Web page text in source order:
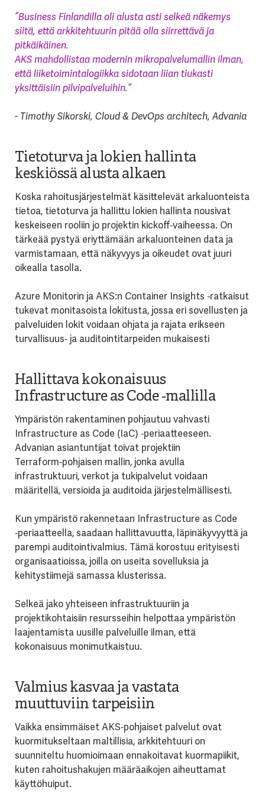
“Business Finlandilla oli alusta asti selkeä näkemys
siitä, että arkkitehtuurin pitää olla siirrettävä ja
pitkäikäinen.
AKS mahdollistaa modernin mikropalvelumallin ilman,
että liiketoimintalogiikka sidotaan liian tiukasti
yksittäisiin pilvipalveluihin.”
- Timothy Sikorski, Cloud & DevOps architech, Advania
Tietoturva ja lokien hallinta
keskiössä alusta alkaen
Koska rahoitusjärjestelmät käsittelevät arkaluonteista
tietoa, tietoturva ja hallittu lokien hallinta nousivat
keskeiseen rooliin jo projektin kickoff‑vaiheessa. On
tärkeää pystyä eriyttämään arkaluonteinen data ja
varmistamaan, että näkyvyys ja oikeudet ovat juuri
oikealla tasolla.
Azure Monitorin ja AKS:n Container Insights ‑ratkaisut
tukevat monitasoista lokitusta, jossa eri sovellusten ja
palveluiden lokit voidaan ohjata ja rajata erikseen
turvallisuus‑ ja auditointitarpeiden mukaisesti
Hallittava kokonaisuus
Infrastructure as Code‑mallilla
Ympäristön rakentaminen pohjautuu vahvasti
Infrastructure as Code (IaC) ‑periaatteeseen.
Advanian asiantuntijat toivat projektiin
Terraform‑pohjaisen mallin, jonka avulla
infrastruktuuri, verkot ja tukipalvelut voidaan
määritellä, versioida ja auditoida järjestelmällisesti.
Kun ympäristö rakennetaan Infrastructure as Code
‑periaatteella, saadaan hallittavuutta, läpinäkyvyyttä ja
parempi auditointivalmius. Tämä korostuu erityisesti
organisaatioissa, joilla on useita sovelluksia ja
kehitystiimejä samassa klusterissa.
Selkeä jako yhteiseen infrastruktuuriin ja
projektikohtaisiin resursseihin helpottaa ympäristön
laajentamista uusille palveluille ilman, että
kokonaisuus monimutkaistuu.
Valmius kasvaa ja vastata
muuttuviin tarpeisiin
Vaikka ensimmäiset AKS‑pohjaiset palvelut ovat
kuormitukseltaan maltillisia, arkkitehtuuri on
suunniteltu huomioimaan ennakoitavat kuormapiikit,
kuten rahoitushakujen määräaikojen aiheuttamat
käyttöhuiput.